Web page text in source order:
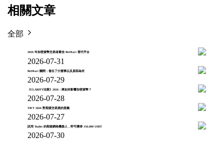
相關文章
全部
2026 年加密貨幣交易者最佳 BitMart 替代平台
2026-07-31
BitMart 關閉：發生了什麼事以及原因為何
2026-07-29
《CLARITY法案》2026：將如何影響加密貨幣？
2026-07-28
TIFT 2026 對期貨交易員的意義
2026-07-27
試用 Toobit 的期貨網格機器人，即可獲得 150,000 USDT
2026-07-30